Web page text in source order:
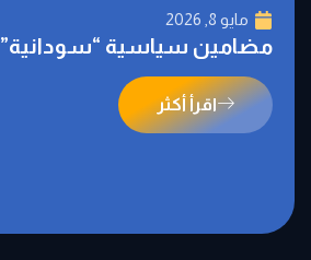
مايو 8, 2026
مضامين سياسية “سودانية”
اقرأ أكثر